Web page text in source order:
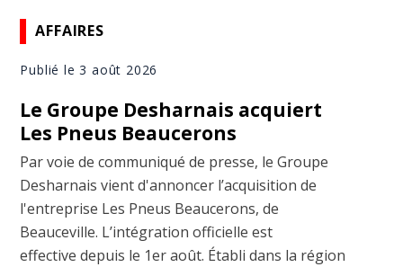
AFFAIRES
Publié le 3 août 2026
Le Groupe Desharnais acquiert
Les Pneus Beaucerons
Par voie de communiqué de presse, le Groupe
Desharnais vient d'annoncer l’acquisition de
l'entreprise Les Pneus Beaucerons, de
Beauceville. L’intégration officielle est
effective depuis le 1er août. Établi dans la région